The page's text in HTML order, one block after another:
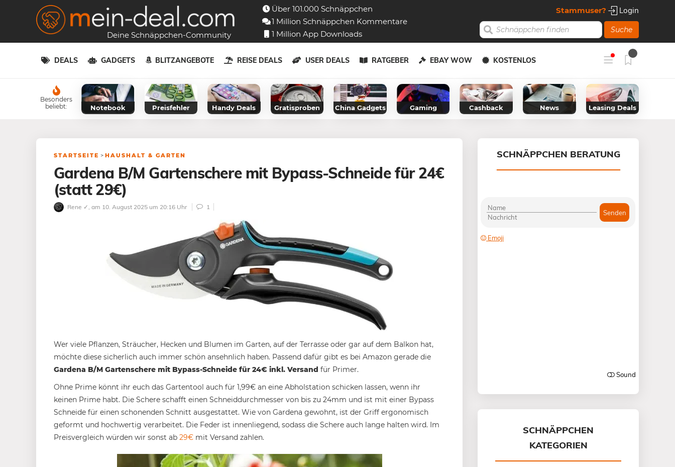
Deine Schnäppchen-Community
Über 101.000 Schnäppchen
1 Million Schnäppchen Kommentare
1 Million App Downloads
Stammuser? Login
Suche
DEALS GADGETS BLITZANGEBOTE REISE DEALS USER DEALS RATGEBER EBAY WOW KOSTENLOS
Besonders
beliebt:
Notebook Preisfehler Handy Deals Gratisproben China Gadgets Gaming Cashback News Leasing Deals
STARTSEITE > HAUSHALT & GARTEN
Gardena B/M Gartenschere mit Bypass-Schneide für 24€
(statt 29€)
Rene ✓ , am 10. August 2025 um 20:16 Uhr 1
Wer viele Pflanzen, Sträucher, Hecken und Blumen im Garten, auf der Terrasse oder gar auf dem Balkon hat,
möchte diese sicherlich auch immer schön ansehnlich haben. Passend dafür gibt es bei Amazon gerade die
Gardena B/M Gartenschere mit Bypass-Schneide für 24€ inkl. Versand für Primer.
Ohne Prime könnt ihr euch das Gartentool auch für 1,99€ an eine Abholstation schicken lassen, wenn ihr
keinen Prime habt. Die Schere schafft einen Schneiddurchmesser von bis zu 24mm und ist mit einer Bypass
Schneide für einen schonenden Schnitt ausgestattet. Wie von Gardena gewohnt, ist der Griff ergonomisch
geformt und hochwertig verarbeitet. Die Feder ist innenliegend, sodass die Schere auch lange halten wird. Im
Preisvergleich würden wir sonst ab 29€ mit Versand zahlen.
SCHNÄPPCHEN BERATUNG
SCHNÄPPCHEN
KATEGORIEN